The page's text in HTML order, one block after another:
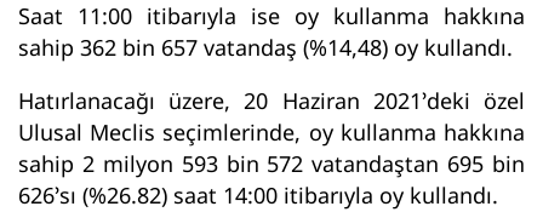
Saat 11:00 itibarıyla ise oy kullanma hakkına
sahip 362 bin 657 vatandaş (%14,48) oy kullandı.
Hatırlanacağı üzere, 20 Haziran 2021’deki özel
Ulusal Meclis seçimlerinde, oy kullanma hakkına
sahip 2 milyon 593 bin 572 vatandaştan 695 bin
626’sı (%26.82) saat 14:00 itibarıyla oy kullandı.